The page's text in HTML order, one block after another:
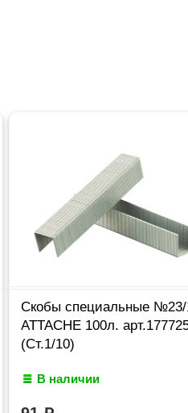
Скобы специальные №23/
ATTACHE 100л.
(Ст.1/10)
В наличии